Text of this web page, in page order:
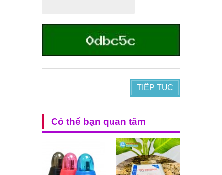
TIẾP TỤC
Có thể bạn quan tâm